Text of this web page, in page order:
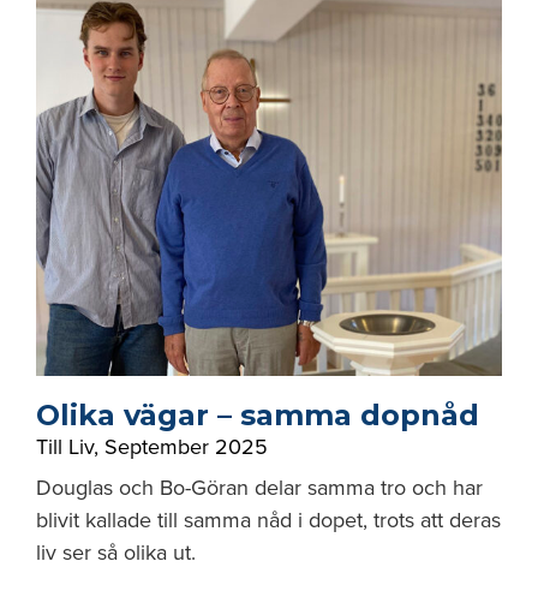
Olika vägar – samma dopnåd
Till Liv, September 2025
Douglas och Bo-Göran delar samma tro och har
blivit kallade till samma nåd i dopet, trots att deras
liv ser så olika ut.